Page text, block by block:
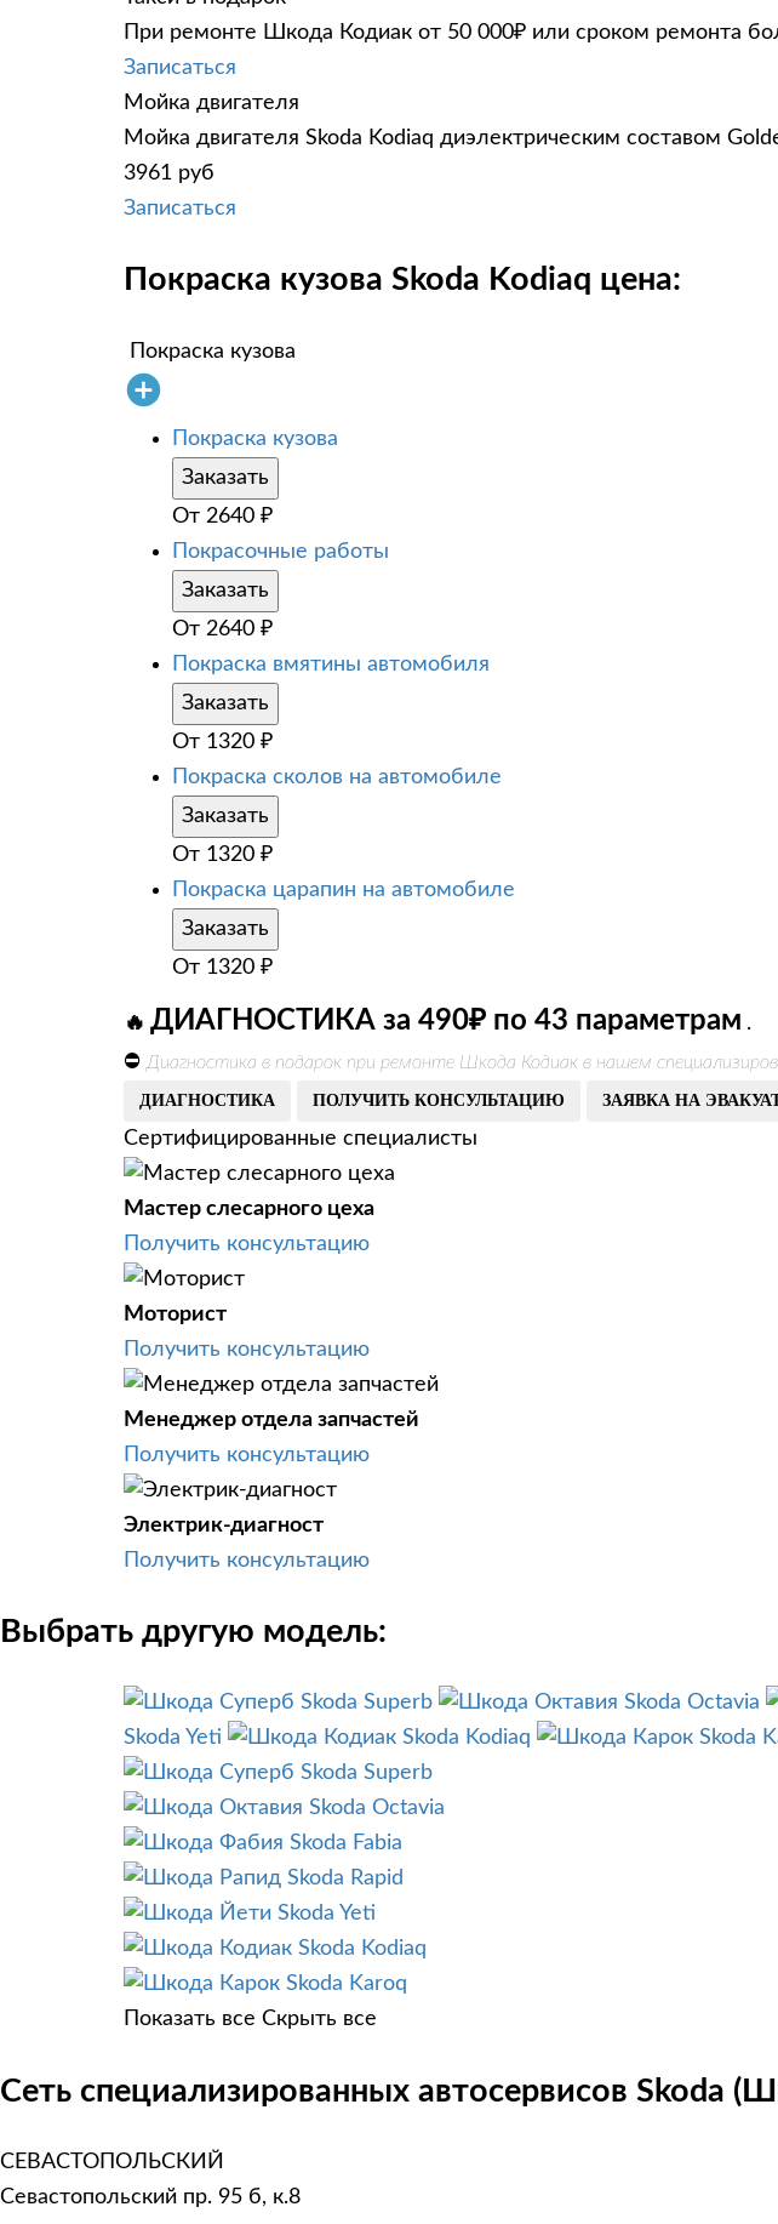
При ремонте Шкода Кодиак от 50 000₽ или сроком ремонта
Записаться
Мойка двигателя
Мойка двигателя Skoda Kodiaq диэлектрическим составом
3961 руб
Записаться
Покраска кузова Skoda Kodiaq цена:
Покраска кузова
Покраска кузова
Заказать
От 2640 ₽
Покрасочные работы
Заказать
От 2640 ₽
Покраска вмятины автомобиля
Заказать
От 1320 ₽
Покраска сколов на автомобиле
Заказать
От 1320 ₽
Покраска царапин на автомобиле
Заказать
От 1320 ₽
🔥 ДИАГНОСТИКА за 490₽ по 43 параметрам .
⛔ Диагностика в подарок при ремонте Шкода Кодиак в нашем
ДИАГНОСТИКА ПОЛУЧИТЬ КОНСУЛЬТАЦИЮ ЗАЯВКА НА
Сертифицированные специалисты
Мастер слесарного цеха
Получить консультацию
Моторист
Получить консультацию
Менеджер отдела запчастей
Получить консультацию
Электрик-диагност
Получить консультацию
Выбрать другую модель:
Skoda Superb Skoda Octavia
Skoda Yeti
Skoda Kodiaq
Skoda
Skoda Superb
Skoda Octavia
Skoda Fabia
Skoda Rapid
Skoda Yeti
Skoda Kodiaq
Skoda Karoq
Показать все Скрыть все
Сеть специализированных автосервисов Skoda
СЕВАСТОПОЛЬСКИЙ
Севастопольский пр. 95 б, к.8